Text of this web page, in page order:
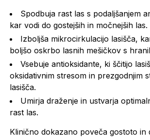
Spodbuja rast las s podaljšanjem
kar vodi do gostejših in močnejših las.
Izboljša mikrocirkulacijo lasišča,
boljšo oskrbo lasnih mešičkov s
Vsebuje antioksidante, ki ščitijo
oksidativnim stresom in prezgodnjim
lasišča.
Umirja draženje in ustvarja
rast las.
Klinično dokazano poveča gostoto in